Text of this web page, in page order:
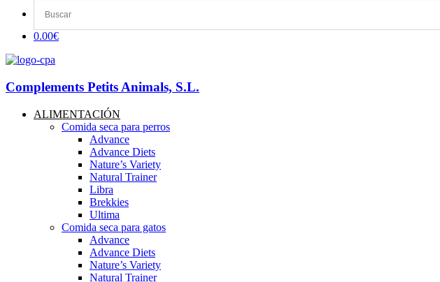
0.00€
Complements Petits Animals, S.L.
ALIMENTACIÓN
Comida seca para perros
Advance
Advance Diets
Nature’s Variety
Natural Trainer
Libra
Brekkies
Ultima
Comida seca para gatos
Advance
Advance Diets
Nature’s Variety
Natural Trainer